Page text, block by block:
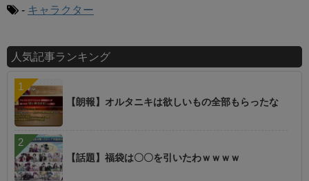
- キャラクター
人気記事ランキング
【朗報】オルタニキは欲しいもの全部もらったな
【話題】福袋は〇〇を引いたわｗｗｗｗ